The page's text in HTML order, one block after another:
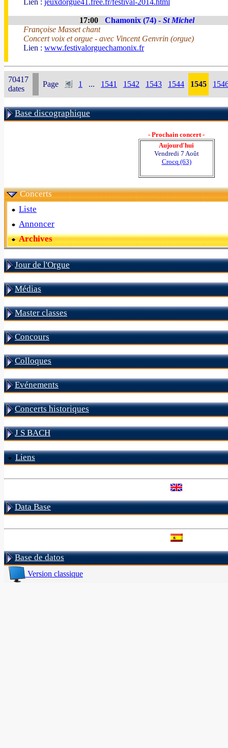
Lien : jeuxdorgue41.free.fr/festival-2014.html
17:00 Chamonix (74) - St Michel
Françoise Masset chant
Concert voix et orgue - avec Vincent Genvrin (orgue)
Lien : www.festivalorguechamonix.fr
70417
dates
Page 1 ... 1541 1542 1543 1544 1545
Base discographique
- Prochain concert -
Aujourd'hui
Vendredi 7 Août
Crocq (63)
Concerts
Liste
Annoncer
Archives
Jour de l'Orgue
Médias
Master classes
Concours
Colloques
Evénements
Concerts historiques
J S BACH
Liens
Data Base
Base de datos
Version classique